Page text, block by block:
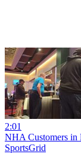
2:01
NHA Customers in
SportsGrid